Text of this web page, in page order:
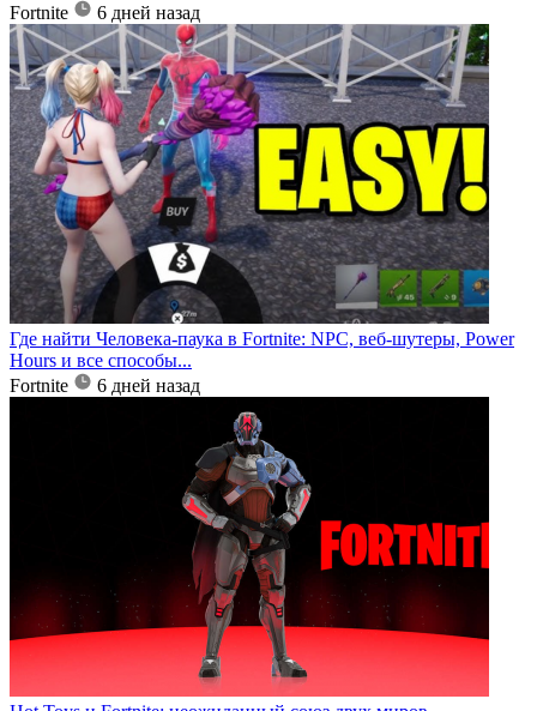
Fortnite
6 дней назад
Где найти Человека-паука в Fortnite: NPC, веб-шутеры, Power
Hours и все способы...
Fortnite
6 дней назад